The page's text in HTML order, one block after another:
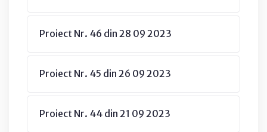
Proiect Nr. 46 din 28 09 2023
Proiect Nr. 45 din 26 09 2023
Proiect Nr. 44 din 21 09 2023